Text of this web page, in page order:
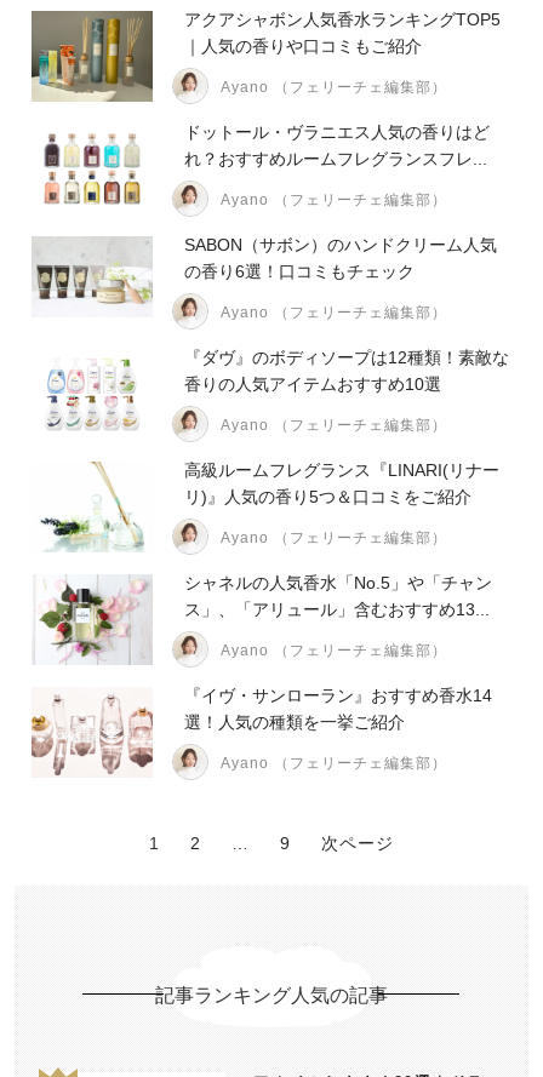
アクアシャボン人気香水ランキングTOP5
｜人気の香りや口コミもご紹介
Ayano （フェリーチェ編集部）
ドットール・ヴラニエス人気の香りはど
れ？おすすめルームフレグランスフレ...
Ayano （フェリーチェ編集部）
SABON（サボン）のハンドクリーム人気
の香り6選！口コミもチェック
Ayano （フェリーチェ編集部）
『ダヴ』のボディソープは12種類！素敵な
香りの人気アイテムおすすめ10選
Ayano （フェリーチェ編集部）
高級ルームフレグランス『LINARI(リナー
リ)』人気の香り5つ＆口コミをご紹介
Ayano （フェリーチェ編集部）
シャネルの人気香水「No.5」や「チャン
ス」、「アリュール」含むおすすめ13...
Ayano （フェリーチェ編集部）
『イヴ・サンローラン』おすすめ香水14
選！人気の種類を一挙ご紹介
Ayano （フェリーチェ編集部）
1 2 … 9 次ページ
記事ランキング人気の記事